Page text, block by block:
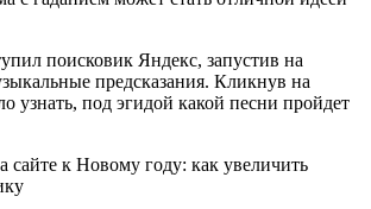
поисковик Яндекс, запустив на
предсказания. Кликнув на
узнать, под эгидой какой песни пройдет